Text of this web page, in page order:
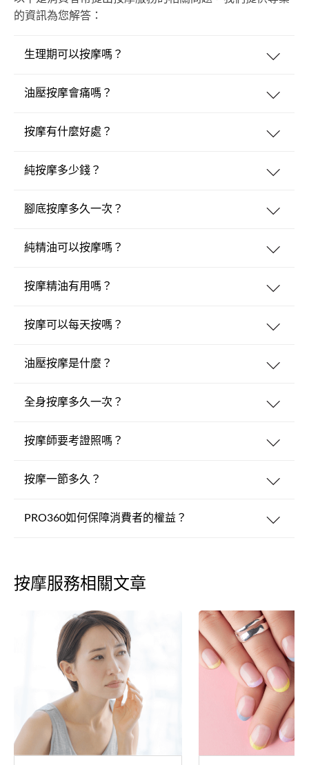
的資訊為您解答：
生理期可以按摩嗎？
油壓按摩會痛嗎？
按摩有什麼好處？
純按摩多少錢？
腳底按摩多久一次？
純精油可以按摩嗎？
按摩精油有用嗎？
按摩可以每天按嗎？
油壓按摩是什麼？
全身按摩多久一次？
按摩師要考證照嗎？
按摩一節多久？
PRO360如何保障消費者的權益？
按摩服務相關文章